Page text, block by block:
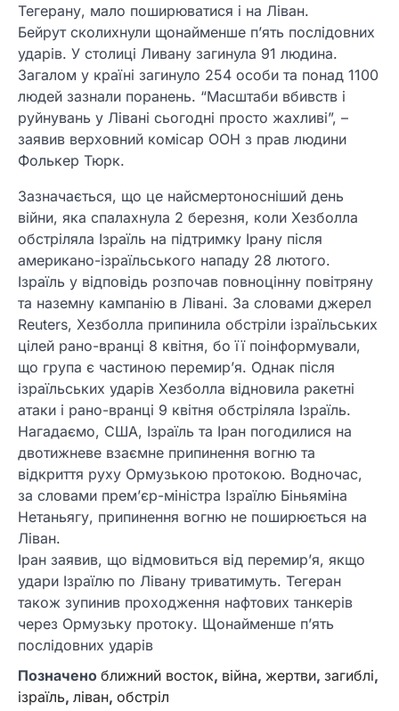
Тегерану, мало поширюватися і на Ліван.
Бейрут сколихнули щонайменше п’ять послідовних
ударів. У столиці Ливану загинула 91 людина.
Загалом у країні загинуло 254 особи та понад 1100
людей зазнали поранень. “Масштаби вбивств і
руйнувань у Лівані сьогодні просто жахливі”, –
заявив верховний комісар ООН з прав людини
Фолькер Тюрк.
Зазначається, що це найсмертоносніший день
війни, яка спалахнула 2 березня, коли Хезболла
обстріляла Ізраїль на підтримку Ірану після
американо-ізраїльського нападу 28 лютого.
Ізраїль у відповідь розпочав повноцінну повітряну
та наземну кампанію в Лівані. За словами джерел
Reuters, Хезболла припинила обстріли ізраїльських
цілей рано-вранці 8 квітня, бо її поінформували,
що група є частиною перемир’я. Однак після
ізраїльських ударів Хезболла відновила ракетні
атаки і рано-вранці 9 квітня обстріляла Ізраїль.
Нагадаємо, США, Ізраїль та Іран погодилися на
двотижневе взаємне припинення вогню та
відкриття руху Ормузькою протокою. Водночас,
за словами прем’єр-міністра Ізраїлю Біньяміна
Нетаньягу, припинення вогню не поширюється на
Ліван.
Іран заявив, що відмовиться від перемир’я, якщо
удари Ізраїлю по Лівану триватимуть. Тегеран
також зупинив проходження нафтових танкерів
через Ормузьку протоку. Щонайменше п’ять
послідовних ударів
Позначено ближний восток, війна, жертви, загиблі,
ізраїль, ліван, обстріл